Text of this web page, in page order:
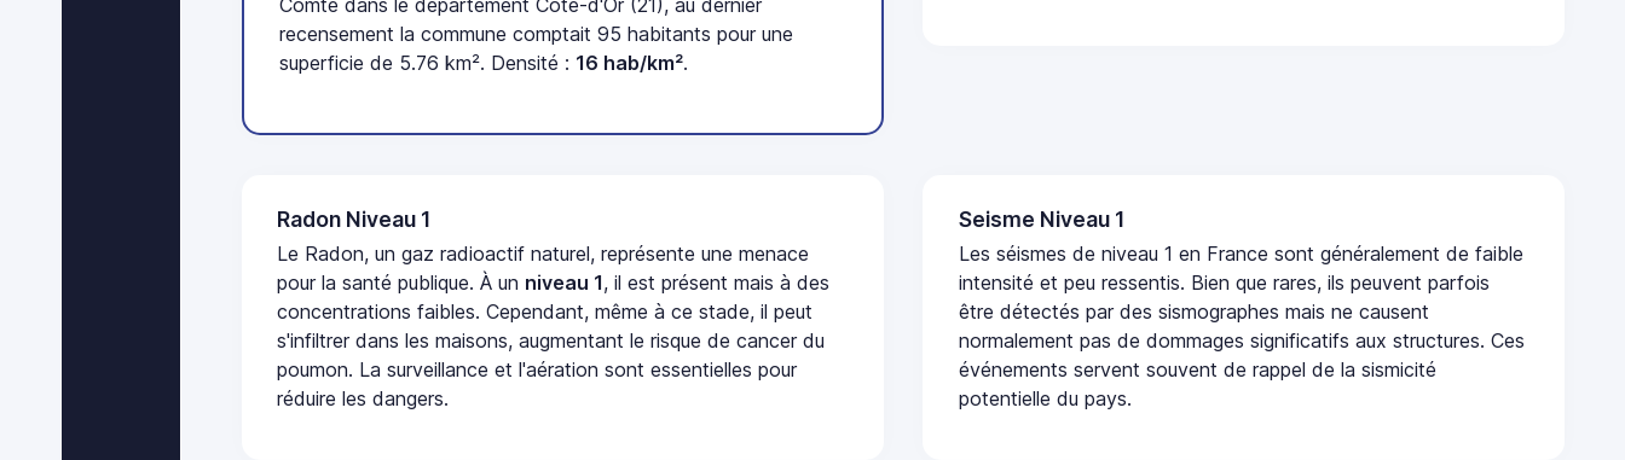
Comté dans le département Côte-d'Or (21), au dernier
recensement la commune comptait 95 habitants pour une
superficie de 5.76 km². Densité : 16 hab/km².
Radon Niveau 1
Le Radon, un gaz radioactif naturel, représente une menace
pour la santé publique. À un niveau 1, il est présent mais à des
concentrations faibles. Cependant, même à ce stade, il peut
s'infiltrer dans les maisons, augmentant le risque de cancer du
poumon. La surveillance et l'aération sont essentielles pour
réduire les dangers.
Seisme Niveau 1
Les séismes de niveau 1 en France sont généralement de faible
intensité et peu ressentis. Bien que rares, ils peuvent parfois
être détectés par des sismographes mais ne causent
normalement pas de dommages significatifs aux structures. Ces
événements servent souvent de rappel de la sismicité
potentielle du pays.